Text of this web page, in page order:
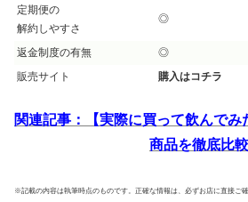
定期便の
解約しやすさ
◎
返金制度の有無 ◎
販売サイト
購入はコチラ
関連記事：【実際に買って飲んで
商品を徹底比較
※記載の内容は執筆時点のものです。正確な情報は、必ずお店に直接ご確